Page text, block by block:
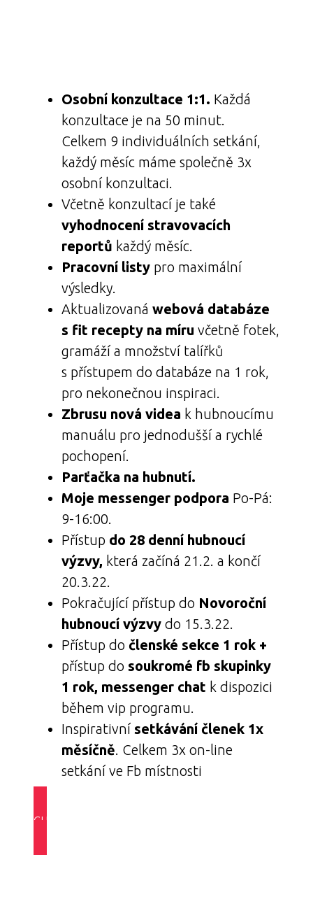
Osobní konzultace 1:1. Každá
konzultace je na 50 minut.
Celkem 9 individuálních setkání,
každý měsíc máme společně 3x
osobní konzultaci.
Včetně konzultací je také
vyhodnocení stravovacích
reportů každý měsíc.
Pracovní listy pro maximální
výsledky.
Aktualizovaná webová databáze
s fit recepty na míru včetně fotek,
gramáží a množství talířků
s přístupem do databáze na 1 rok,
pro nekonečnou inspiraci.
Zbrusu nová videa k hubnoucímu
manuálu pro jednodušší a rychlé
pochopení.
Parťačka na hubnutí.
Moje messenger podpora Po-Pá:
9-16:00.
Přístup do 28 denní hubnoucí
výzvy, která začíná 21.2. a končí
20.3.22.
Pokračující přístup do Novoroční
hubnoucí výzvy do 15.3.22.
Přístup do členské sekce 1 rok +
přístup do soukromé fb skupinky
1 rok, messenger chat k dispozici
během vip programu.
Inspirativní setkávání členek 1x
měsíčně. Celkem 3x on-line
setkání ve Fb místnosti
CHCI SI ZAVOLAT >>